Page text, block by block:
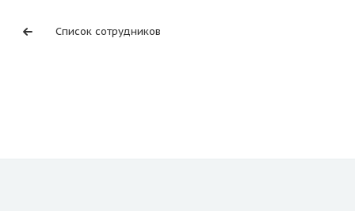
Список сотрудников